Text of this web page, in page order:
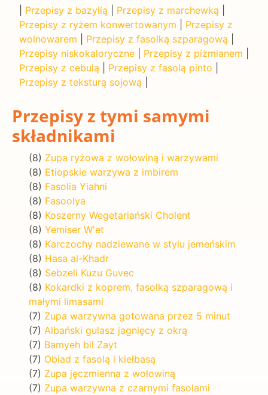
Przepisy z bazylią Przepisy z marchewką
Przepisy z ryżem konwertowanym
Przepisy z
wolnowarem
Przepisy z fasolką szparagową
Przepisy niskokaloryczne
Przepisy z piżmianem
Przepisy z cebulą
Przepisy z fasolą pinto
Przepisy z teksturą sojową
Przepisy z tymi samymi
składnikami
(8) Zupa ryżowa z wołowiną i warzywami
(8) Etiopskie warzywa z imbirem
(8) Fasolia Yiahni
(8) Fasoolya
(8) Koszerny Wegetariański Cholent
(8) Yemiser W'et
(8) Karczochy nadziewane w stylu jemeńskim
(8) Hasa al-Khadr
(8) Sebzeli Kuzu Guvec
(8) Kokardki z koprem, fasolką szparagową i
małymi limasami
(7) Zupa warzywna gotowana przez 5 minut
(7) Albański gulasz jagnięcy z okrą
(7) Bamyeh bil Zayt
(7) Obiad z fasolą i kiełbasą
(7) Zupa jęczmienna z wołowiną
(7) Zupa warzywna z czarnymi fasolami